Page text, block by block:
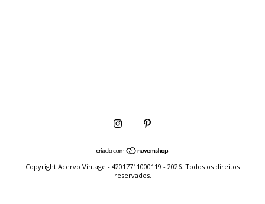
Copyright Acervo Vintage - 42017711000119 - 2026. Todos os direitos
reservados.